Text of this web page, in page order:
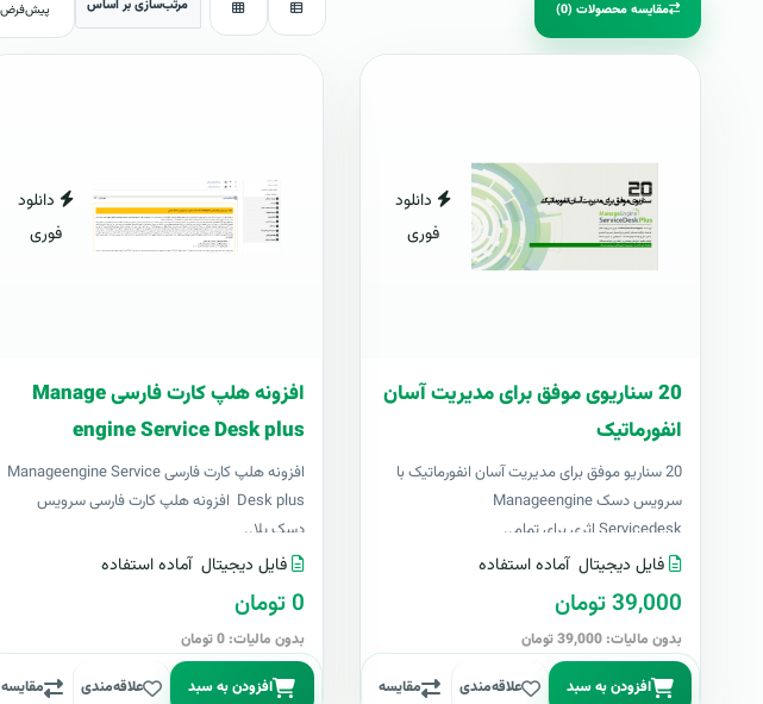
مقایسه محصولات (0) مرتب‌سازی بر اساس
دانلود
فوری
20 سناریوی موفق برای مدیریت آسان
انفورماتیک
20 سناریو موفق برای مدیریت آسان انفورماتیک با
سرویس دسک Manageengine
Servicedesk اثری برای تمام..
فایل دیجیتال آماده استفاده
39,000 تومان
بدون مالیات: 39,000 تومان
افزودن به سبد علاقه‌مندی مقایسه
دانلود
فوری
افزونه هلپ کارت فارسی Manage
engine Service Desk plus
افزونه هلپ کارت فارسی Manageengine Service
Desk plus افزونه هلپ کارت فارسی سرویس
دسک پلا..
فایل دیجیتال آماده استفاده
0 تومان
بدون مالیات: 0 تومان
افزودن به سبد علاقه‌مندی مقایسه